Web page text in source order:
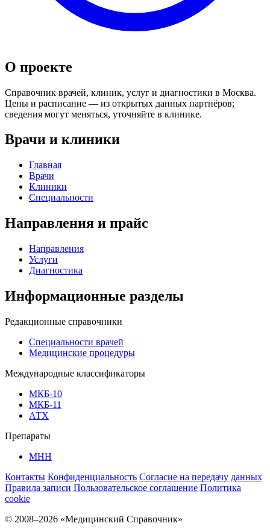
О проекте
Справочник врачей, клиник, услуг и диагностики в Москва.
Цены и расписание — из открытых данных партнёров;
сведения могут меняться, уточняйте в клинике.
Врачи и клиники
Главная
Врачи
Клиники
Специальности
Направления и прайс
Направления
Услуги
Диагностика
Информационные разделы
Редакционные справочники
Специальности врачей
Медицинские процедуры
Международные классификаторы
МКБ-10
МКБ-11
АТХ
Препараты
МНН
Контакты Конфиденциальность Согласие на передачу данных
Правила записи Пользовательское соглашение Политика
cookie
© 2008–2026 «Медицинский Справочник»